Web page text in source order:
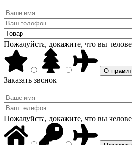
Пожалуйста, докажите, что вы
Заказать звонок
Пожалуйста, докажите, что вы